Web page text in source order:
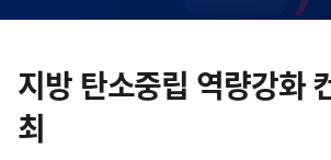
텐
츠
영
지방 탄소중립 역량강화
최